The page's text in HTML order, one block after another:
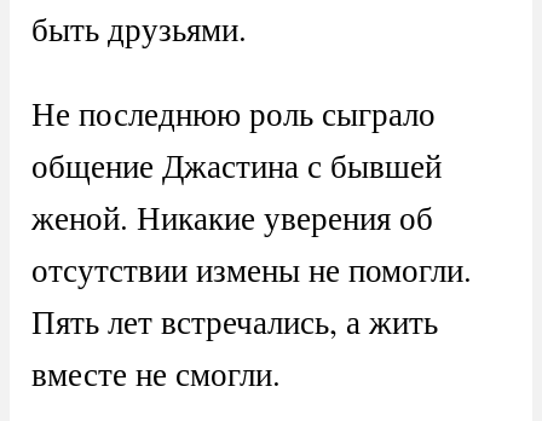
быть друзьями.
Не последнюю роль сыграло
общение Джастина с бывшей
женой. Никакие уверения об
отсутствии измены не помогли.
Пять лет встречались, а жить
вместе не смогли.